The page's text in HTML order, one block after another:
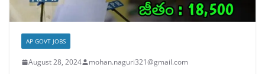
AP GOVT JOBS
August 28, 2024 mohan.naguri321@gmail.com